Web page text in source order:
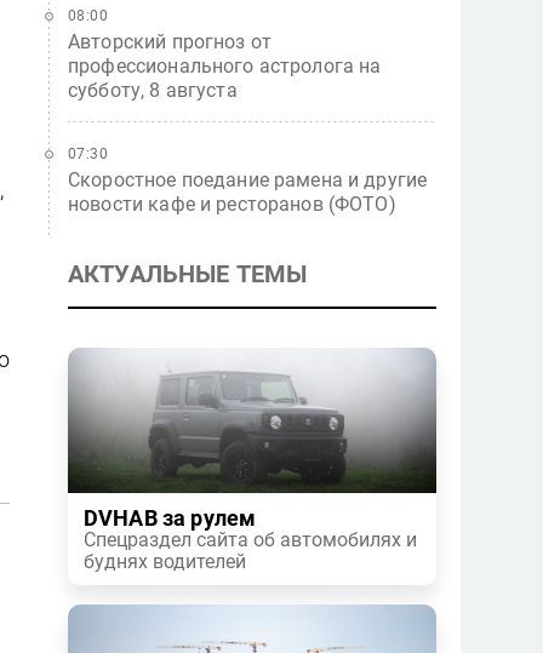
Авторский прогноз от
профессионального астролога на
субботу, 8 августа
08:00
Скоростное поедание рамена и другие
новости кафе и ресторанов (ФОТО)
07:30
АКТУАЛЬНЫЕ ТЕМЫ
DVHAB за рулем
Спецраздел сайта об автомобилях и
буднях водителей